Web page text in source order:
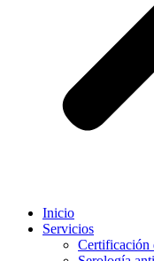
Inicio
Servicios
Certificación